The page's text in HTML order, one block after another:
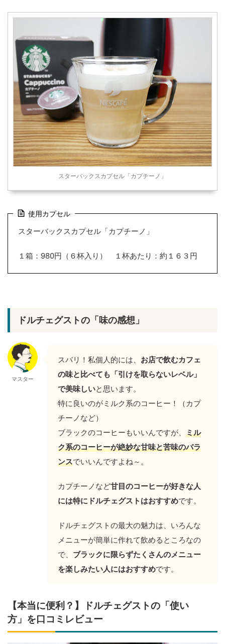
スターバックスカプセル「カプチーノ」
使用カプセル
スターバックスカプセル「カプチーノ」
１箱：980円（６杯入り） １杯あたり：約１６３円
ドルチェグストの「味の感想」
マスター
スバリ！私個人的には、 お店で飲むカフェ
の味と比べても「引けを取らないレベル」
で美味しいと思います。
特に良いのがミルク系のコーヒー！（カプ
チーノなど）
ブラックのコーヒーもいいんですが、 ミル
ク系のコーヒーが絶妙な甘味と苦味のバラ
ンスでいいんですよね～。
カプチーノなど甘目のコーヒーが好きな人
には特にドルチェグストはおすすめです。
ドルチェグストの最大の魅力は、いろんな
メニューが簡単に作れて飲めるところなの
で、 ブラックに限らずたくさんのメニュー
を楽しみたい人にはおすすめです。
【本当に便利？】ドルチェグストの「使い
方」を口コミレビュー